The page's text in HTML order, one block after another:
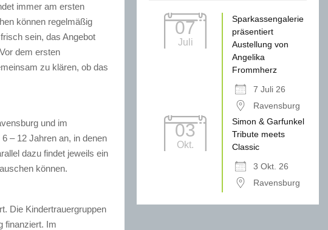
immer am ersten
können regelmäßig
sein, das Angebot
dem ersten
zu klären, ob das
und im
– 12 Jahren an, in denen
dazu findet jeweils ein
können.
Die Kindertrauergruppen
finanziert. Im
07
Juli
Sparkassengalerie
präsentiert
Austellung von
Angelika
Frommherz
7 Juli 26
Ravensburg
03
Okt.
Simon & Garfunkel
Tribute meets
Classic
3 Okt. 26
Ravensburg